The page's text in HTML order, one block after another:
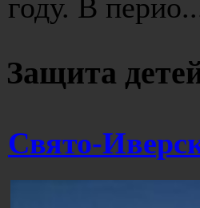
году. В
Защита
Свято-